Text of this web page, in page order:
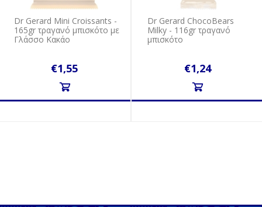
Dr Gerard Mini Croissants -
165gr τραγανό μπισκότο με
Γλάσσο Κακάο
€1,55
Dr Gerard ChocoBears
Milky - 116gr τραγανό
μπισκότο
€1,24